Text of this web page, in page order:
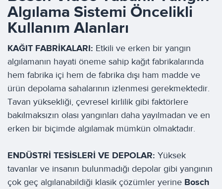
Algılama Sistemi Öncelikli
Kullanım Alanları
KAĞIT FABRİKALARI: Etkili ve erken bir yangın
algılamanın hayati öneme sahip kağıt fabrikalarında
hem fabrika içi hem de fabrika dışı ham madde ve
ürün depolama sahalarının izlenmesi gerekmektedir.
Tavan yüksekliği, çevresel kirlilik gibi faktörlere
bakılmaksızın olası yangınları daha yayılmadan ve en
erken bir biçimde algılamak mümkün olmaktadır.
ENDÜSTRİ TESİSLERİ VE DEPOLAR: Yüksek
tavanlar ve insanın bulunmadığı depolar gibi yangının
çok geç algılanabildiği klasik çözümler yerine Bosch